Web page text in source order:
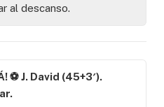
al descanso.
⚽ J. David (45+3′).